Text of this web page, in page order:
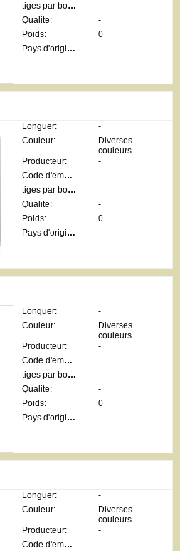
tiges par botte:
Qualite:
-
Poids:
0
Pays d'origine:
-
Longuer:
-
Couleur:
Diverses
couleurs
Producteur:
-
Code d'emballage:
tiges par botte:
Qualite:
-
Poids:
0
Pays d'origine:
-
Longuer:
-
Couleur:
Diverses
couleurs
Producteur:
-
Code d'emballage:
tiges par botte:
Qualite:
-
Poids:
0
Pays d'origine:
-
Longuer:
-
Couleur:
Diverses
couleurs
Producteur:
-
Code d'emballage: